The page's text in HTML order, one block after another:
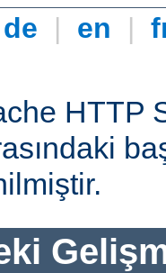
de | en |
HTTP